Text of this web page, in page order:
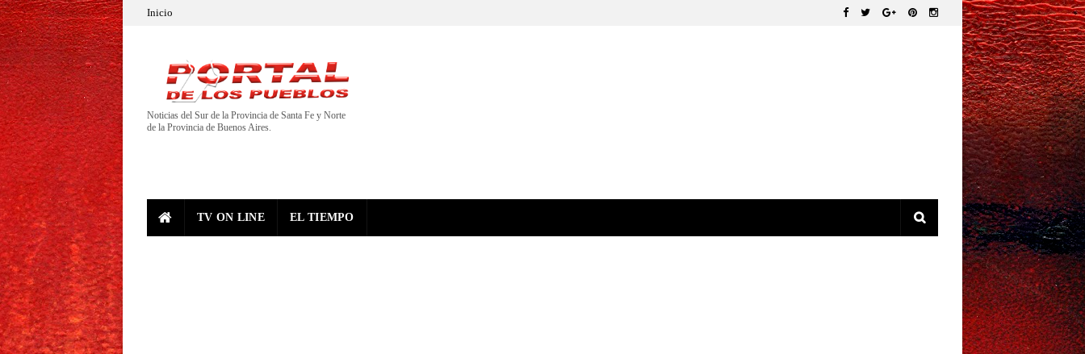
Inicio
Noticias del Sur de la Provincia de Santa Fe y Norte
de la Provincia de Buenos Aires.
TV ON LINE EL TIEMPO